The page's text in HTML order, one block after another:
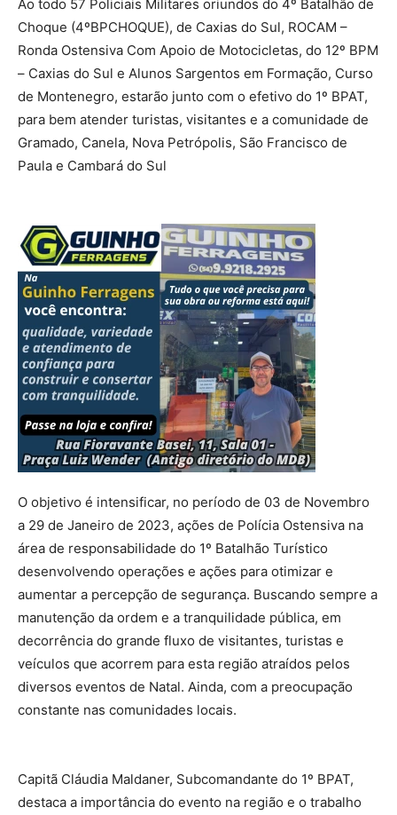
Ao todo 57 Policiais Militares oriundos do 4º Batalhão de
Choque (4ºBPCHOQUE), de Caxias do Sul, ROCAM –
Ronda Ostensiva Com Apoio de Motocicletas, do 12º BPM
– Caxias do Sul e Alunos Sargentos em Formação, Curso
de Montenegro, estarão junto com o efetivo do 1º BPAT,
para bem atender turistas, visitantes e a comunidade de
Gramado, Canela, Nova Petrópolis, São Francisco de
Paula e Cambará do Sul
O objetivo é intensificar, no período de 03 de Novembro
a 29 de Janeiro de 2023, ações de Polícia Ostensiva na
área de responsabilidade do 1º Batalhão Turístico
desenvolvendo operações e ações para otimizar e
aumentar a percepção de segurança. Buscando sempre a
manutenção da ordem e a tranquilidade pública, em
decorrência do grande fluxo de visitantes, turistas e
veículos que acorrem para esta região atraídos pelos
diversos eventos de Natal. Ainda, com a preocupação
constante nas comunidades locais.
Capitã Cláudia Maldaner, Subcomandante do 1º BPAT,
destaca a importância do evento na região e o trabalho